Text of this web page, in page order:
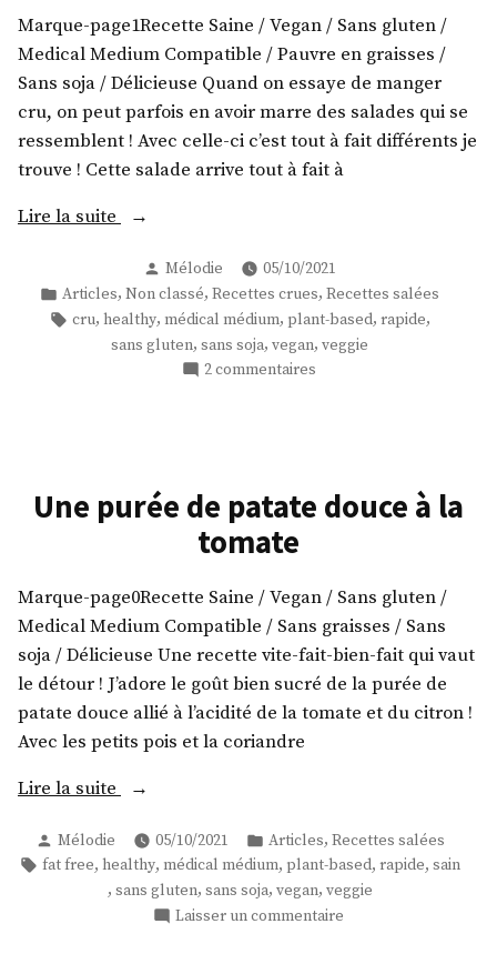
! »
gluten
et
sans
gras
Marque-page1Recette Saine / Vegan / Sans gluten /
Medical Medium Compatible / Pauvre en graisses /
Sans soja / Délicieuse Quand on essaye de manger
cru, on peut parfois en avoir marre des salades qui se
ressemblent ! Avec celle-ci c’est tout à fait différents je
trouve ! Cette salade arrive tout à fait à
Lire la suite « Salade
spaghettis
de
courgette,
cajou
Publié
par
Mélodie
05/10/2021
Publié
dans
Articles, Non classé, Recettes crues, Recettes salées
Étiquettes :
cru, healthy, médical médium, plant-based, rapide,
sans gluten, sans soja, vegan, veggie
2 commentairessur
courgette,
champignons
sauce
cajou
épicée
Une purée de patate douce à la
tomate
Marque-page0Recette Saine / Vegan / Sans gluten /
Medical Medium Compatible / Sans graisses / Sans
soja / Délicieuse Une recette vite-fait-bien-fait qui vaut
le détour ! J’adore le goût bien sucré de la purée de
patate douce allié à l’acidité de la tomate et du citron !
Avec les petits pois et la coriandre
Lire la suite
« Une
de
patate
douce
Publié
par
Mélodie 05/10/2021
Publié
dans
Articles, Recettes salées
Étiquettes :
fat free, healthy, médical médium, plant-based, rapide, sain
, sans gluten, sans soja, vegan, veggie
Laisser un commentaire